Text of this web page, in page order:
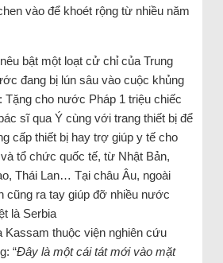
vào để khoét rộng từ nhiều năm
bật một loạt cử chỉ của Trung
đang bị lún sâu vào cuộc khủng
Tặng cho nước Pháp 1 triệu chiếc
sĩ qua Ý cùng với trang thiết bị để
cấp thiết bị hay trợ giúp y tế cho
tổ chức quốc tế, từ Nhật Bản,
Thái Lan… Tại châu Âu, ngoài
cũng ra tay giúp đỡ nhiều nước
là Serbia
Kassam thuộc viện nghiên cứu
“Đây là một cái tát mới vào mặt